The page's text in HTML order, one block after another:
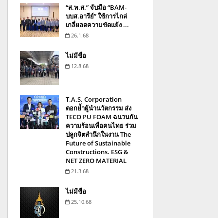
“ส.พ.ส.” จับมือ “BAM-
บบส.อารีย์” ใช้การไกล่
เกลี่ยลดความขัดแย้ง ...
26.1.68
ไม่มีชื่อ
12.8.68
T.A.S. Corporation
ตอกย้ำผู้นำนวัตกรรม ส่ง
TECO PU FOAM ฉนวนกัน
ความร้อนเพื่อคนไทย ร่วม
ปลูกจิตสำนึกในงาน The
Future of Sustainable
Constructions. ESG &
NET ZERO MATERIAL
21.3.68
ไม่มีชื่อ
25.10.68